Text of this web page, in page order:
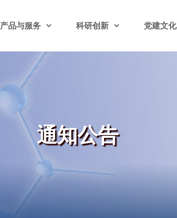
产品与服务 科研创新 党建文化
通知公告